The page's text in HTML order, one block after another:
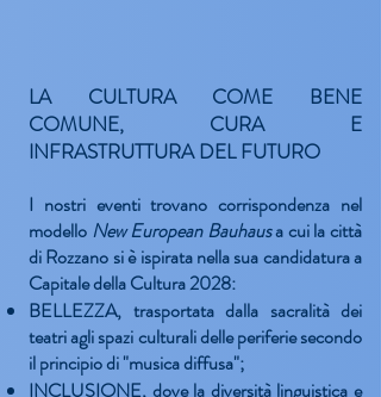
LA CULTURA COME BENE
COMUNE, CURA E
INFRASTRUTTURA DEL FUTURO
I nostri eventi trovano corrispondenza nel
modello New European Bauhausa cui la città
di Rozzano si è ispirata nella sua candidatura a
Capitale della Cultura 2028:
BELLEZZA, trasportata dalla sacralità dei
teatri agli spazi culturali delle periferie secondo
il principio di "musica diffusa";
INCLUSIONE, dove la diversità linguistica e